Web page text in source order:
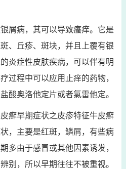
屑病，其可以导致瘙痒。它是
、丘疹、斑块，并且上覆有银
炎症性皮肤疾病，可以伴有明
过程中可以应用止痒的药物，
酸奥洛他定片或者氯雷他定。
癣早期症状之皮疹特征牛皮癣
，主要是红斑，鳞屑，有些病
多由于感冒或其他因素诱发，
别，所以早期往往不被重视。